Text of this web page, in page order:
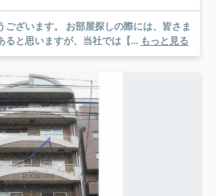
探しの際には、皆さま
ると思いますが、当社では【... もっと見る